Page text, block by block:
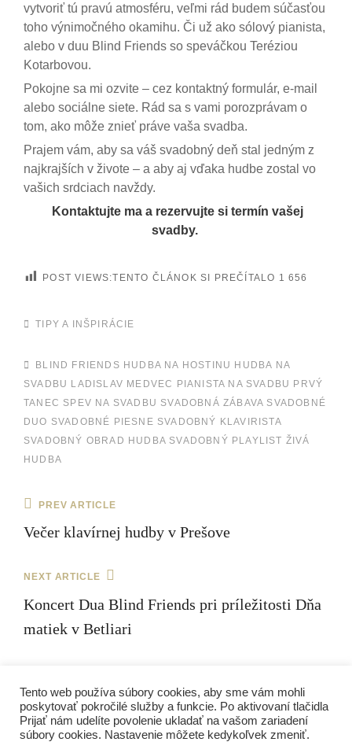
vytvoriť tú pravú atmosféru, veľmi rád budem súčasťou
toho výnimočného okamihu. Či už ako sólový pianista,
alebo v duu Blind Friends so speváčkou Teréziou
Kotarbovou.
Pokojne sa mi ozvite – cez kontaktný formulár, e-mail
alebo sociálne siete. Rád sa s vami porozprávam o
tom, ako môže znieť práve vaša svadba.
Prajem vám, aby sa váš svadobný deň stal jedným z
najkrajších v živote – a aby aj vďaka hudbe zostal vo
vašich srdciach navždy.
Kontaktujte ma a rezervujte si termín vašej
svadby.
POST VIEWS:TENTO ČLÁNOK SI PREČÍTALO 1 656
CATEGORIES
TIPY A INŠPIRÁCIE
TAGS,
BLIND FRIENDS HUDBA NA HOSTINU HUDBA NA
SVADBU LADISLAV MEDVEC PIANISTA NA SVADBU PRVÝ
TANEC SPEV NA SVADBU SVADOBNÁ ZÁBAVA SVADOBNÉ
DUO SVADOBNÉ PIESNE SVADOBNÝ KLAVIRISTA
SVADOBNÝ OBRAD HUDBA SVADOBNÝ PLAYLIST ŽIVÁ
HUDBA
Navigácia
v
Previous
Post
PREV ARTICLE
Večer klavírnej hudby v Prešove
Next
NEXT ARTICLE
Koncert Dua Blind Friends pri príležitosti Dňa
matiek v Betliari
FacebookYouTubeSoundCloud
Tento web používa súbory cookies, aby sme vám mohli
poskytovať pokročilé služby a funkcie. Po aktivovaní tlačidla
Prijať nám udelíte povolenie ukladať na vašom zariadení
súbory cookies. Nastavenie môžete kedykoľvek zmeniť.